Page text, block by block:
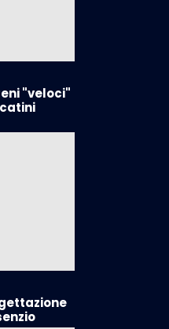
"veloci"